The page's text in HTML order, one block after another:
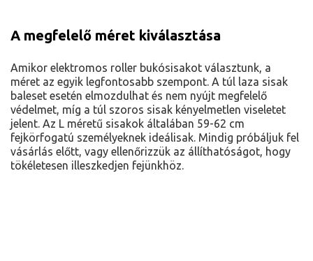
A megfelelő méret kiválasztása
Amikor elektromos roller bukósisakot választunk, a
méret az egyik legfontosabb szempont. A túl laza sisak
baleset esetén elmozdulhat és nem nyújt megfelelő
védelmet, míg a túl szoros sisak kényelmetlen viseletet
jelent. Az L méretű sisakok általában 59-62 cm
fejkörfogatú személyeknek ideálisak. Mindig próbáljuk fel
vásárlás előtt, vagy ellenőrizzük az állíthatóságot, hogy
tökéletesen illeszkedjen fejünkhöz.